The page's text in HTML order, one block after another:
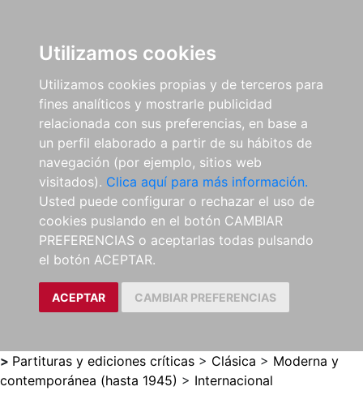
Utilizamos cookies
Utilizamos cookies propias y de terceros para
fines analíticos y mostrarle publicidad
relacionada con sus preferencias, en base a
un perfil elaborado a partir de su hábitos de
navegación (por ejemplo, sitios web
visitados). Clica aquí para más información.
Usted puede configurar o rechazar el uso de
cookies puslando en el botón CAMBIAR
PREFERENCIAS o aceptarlas todas pulsando
el botón ACEPTAR.
ACEPTAR CAMBIAR PREFERENCIAS
> Partituras y ediciones críticas > Clásica > Moderna y
contemporánea (hasta 1945) > Internacional